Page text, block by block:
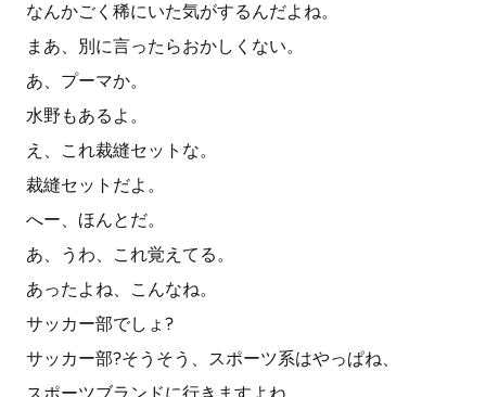
なんかごく稀にいた気がするんだよね。
まあ、別に言ったらおかしくない。
あ、プーマか。
水野もあるよ。
え、これ裁縫セットな。
裁縫セットだよ。
へー、ほんとだ。
あ、うわ、これ覚えてる。
あったよね、こんなね。
サッカー部でしょ?
サッカー部?そうそう、スポーツ系はやっぱね、